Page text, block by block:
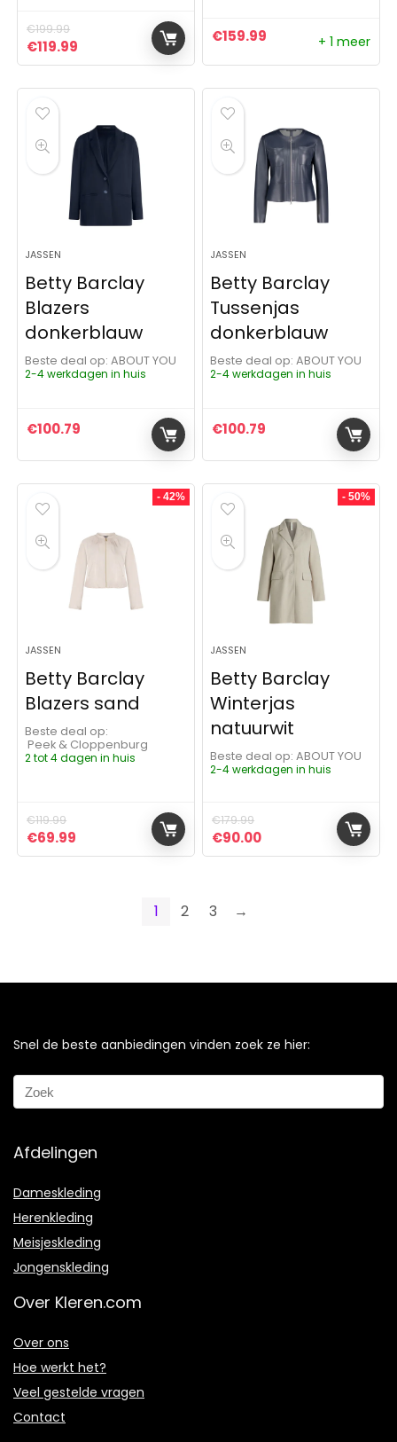
€199.99
Oorspronkelijke prijs was: €199.99.
€119.99 Huidige prijs is: €119.99.
€159.99 + 1 meer
JASSEN
Betty Barclay
Blazers
donkerblauw
Beste deal op:
ABOUT YOU
2-4 werkdagen in huis
€100.79
JASSEN
Betty Barclay
Tussenjas
donkerblauw
Beste deal op:
ABOUT YOU
2-4 werkdagen in huis
€100.79
- 42%
JASSEN
Betty Barclay
Blazers sand
Beste deal op:
Peek & Cloppenburg
2 tot 4 dagen in huis
€119.99
Oorspronkelijke prijs was: €119.99.
€69.99 Huidige prijs is: €69.99.
- 50%
JASSEN
Betty Barclay
Winterjas
natuurwit
Beste deal op:
ABOUT YOU
2-4 werkdagen in huis
€179.99
Oorspronkelijke prijs was:
€90.00Huidige prijs is:
1 2 3 →
Snel de beste aanbiedingen vinden zoek ze hier:
Afdelingen
Dameskleding
Herenkleding
Meisjeskleding
Jongenskleding
Over Kleren.com
Over ons
Hoe werkt het?
Veel gestelde vragen
Contact